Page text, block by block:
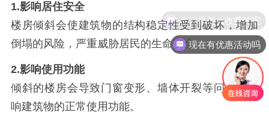
1.影响居住安全
楼房倾斜会使建筑物的结构稳定性受到破坏，增加
倒塌的风险，严重威胁居民的生命安全。
2.影响使用功能
倾斜的楼房会导致门窗变形、墙体开裂等问题，影
响建筑物的正常使用功能。
你们是怎么收费的呢
现在有优惠活动吗